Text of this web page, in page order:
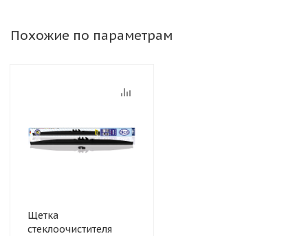
Похожие по параметрам
Щетка
стеклоочистителя